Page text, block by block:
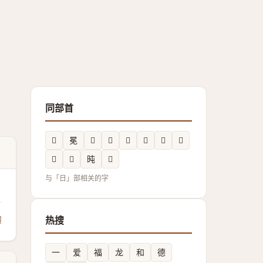
同部首
𭦠 冕 𣊻 𲤸 𣅥 𪱀 𣉎
𣅱
𣈁
𭧜 旽 𣆼
与「日」部相关的字
热搜
一 爱 福 龙 和 德